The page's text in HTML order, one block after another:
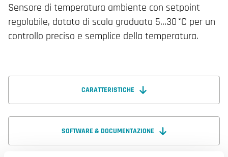
Sensore di temperatura ambiente con setpoint
regolabile, dotato di scala graduata 5…30 °C per un
controllo preciso e semplice della temperatura.
CARATTERISTICHE
SOFTWARE & DOCUMENTAZIONE